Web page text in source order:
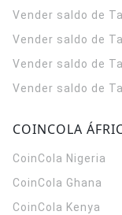
Vender saldo de
Vender saldo de
Vender saldo de
Vender saldo de
COINCOLA
CoinCola Nigeria
CoinCola Ghana
CoinCola Kenya